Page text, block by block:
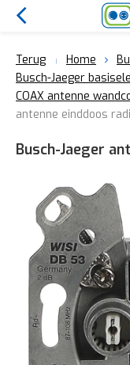
Terug Home
Busch-Jaeger
COAX antenne
antenne einddoos
Busch-Jaeger